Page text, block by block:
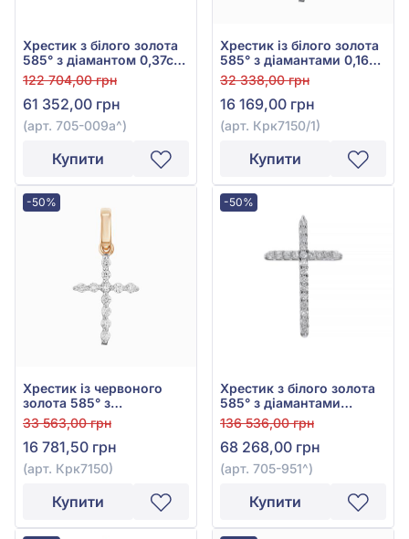
Хрестик з білого золота
585° з діамантом 0,37ct,
арт. 705-009а
122 704,00 грн
61 352,00 грн
(арт. 705-009а^)
Купити
Хрестик із білого золота
585° з діамантами 0,16ct,
арт. Крк7150/1
32 338,00 грн
16 169,00 грн
(арт. Крк7150/1)
Купити
-50%
Хрестик із червоного
золота 585° з
діамантами 0,16ct, арт.
Крк7150
33 563,00 грн
16 781,50 грн
(арт. Крк7150)
Купити
-50%
Хрестик з білого золота
585° з діамантами
0,58ct, арт. 705-951
136 536,00 грн
68 268,00 грн
(арт. 705-951^)
Купити